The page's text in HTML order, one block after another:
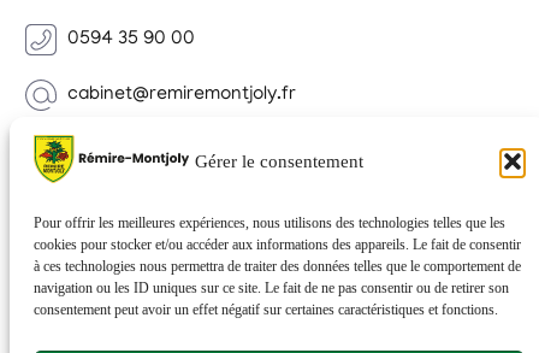
Gérer le consentement
Pour offrir les meilleures expériences, nous utilisons des technologies telles que les
cookies pour stocker et/ou accéder aux informations des appareils. Le fait de consentir
à ces technologies nous permettra de traiter des données telles que le comportement de
navigation ou les ID uniques sur ce site. Le fait de ne pas consentir ou de retirer son
consentement peut avoir un effet négatif sur certaines caractéristiques et fonctions.
0594 35 90 00
cabinet@remiremontjoly.fr
Newsletter
nouvelles de votre commune.